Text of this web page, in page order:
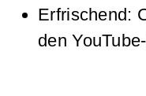
Erfrischend:
den